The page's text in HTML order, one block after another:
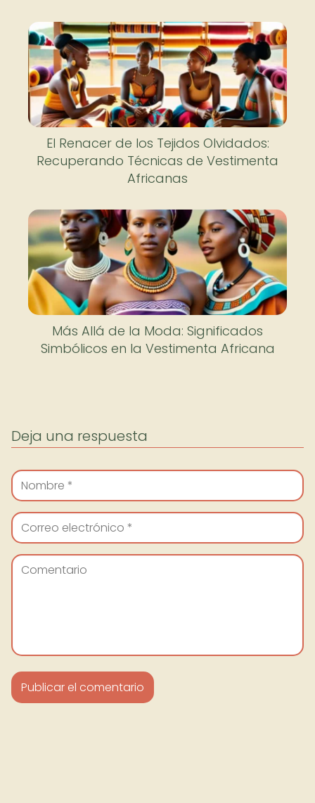
El Renacer de los Tejidos Olvidados:
Recuperando Técnicas de Vestimenta
Africanas
Más Allá de la Moda: Significados
Simbólicos en la Vestimenta Africana
Deja una respuesta